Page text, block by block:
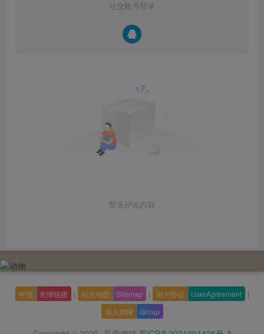
社交账号登录
暂无评论内容
申请 友情链接 | 站点地图 Sitemap | 用户协议 UserAgreement |
加入群聊 Group